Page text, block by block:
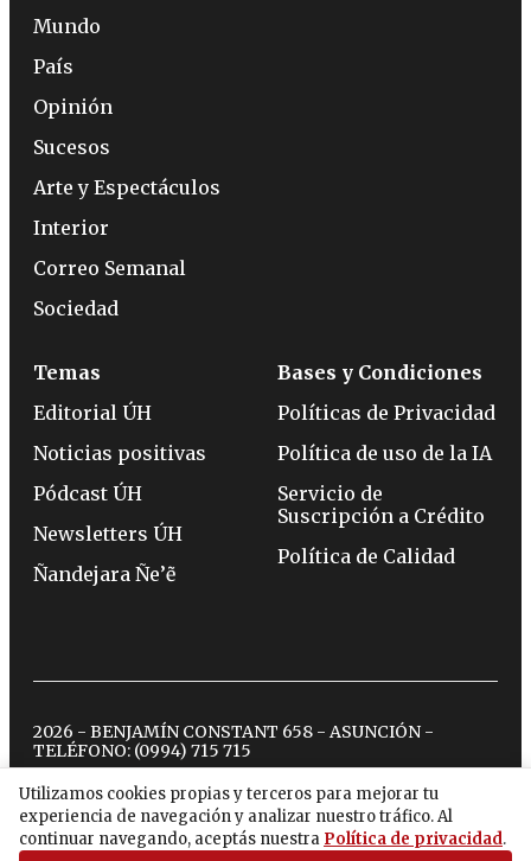
Utilizamos cookies propias y terceros para mejorar tu
experiencia de navegación y analizar nuestro tráfico. Al
continuar navegando, aceptás nuestra Política de privacidad.
Mundo
País
Opinión
Sucesos
Arte y Espectáculos
Interior
Correo Semanal
Sociedad
Temas
Editorial ÚH
Noticias positivas
Pódcast ÚH
Newsletters ÚH
Ñandejara Ñe’ẽ
Bases y Condiciones
Políticas de Privacidad
Política de uso de la IA
Servicio de
Suscripción a Crédito
Política de Calidad
2026 - BENJAMÍN CONSTANT 658 - ASUNCIÓN -
TELÉFONO: (0994) 715 715
twitterinstagram
facebook
tiktokyoutubespotify